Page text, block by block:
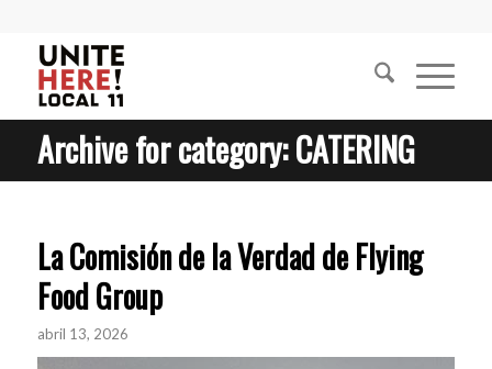
Archive for category: CATERING
La Comisión de la Verdad de Flying
Food Group
abril 13, 2026